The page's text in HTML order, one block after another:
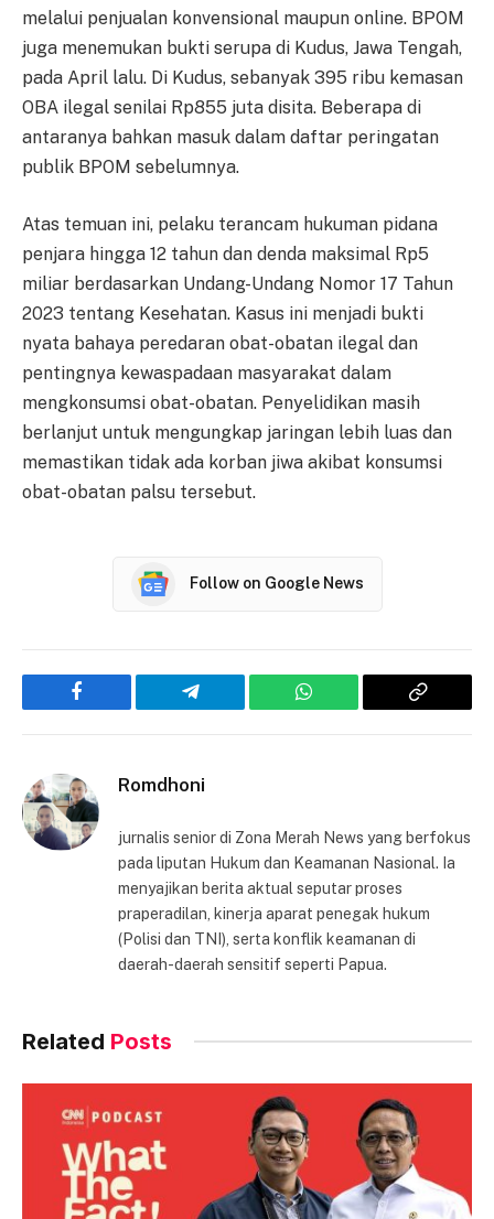
melalui penjualan konvensional maupun online. BPOM
juga menemukan bukti serupa di Kudus, Jawa Tengah,
pada April lalu. Di Kudus, sebanyak 395 ribu kemasan
OBA ilegal senilai Rp855 juta disita. Beberapa di
antaranya bahkan masuk dalam daftar peringatan
publik BPOM sebelumnya.
Atas temuan ini, pelaku terancam hukuman pidana
penjara hingga 12 tahun dan denda maksimal Rp5
miliar berdasarkan Undang-Undang Nomor 17 Tahun
2023 tentang Kesehatan. Kasus ini menjadi bukti
nyata bahaya peredaran obat-obatan ilegal dan
pentingnya kewaspadaan masyarakat dalam
mengkonsumsi obat-obatan. Penyelidikan masih
berlanjut untuk mengungkap jaringan lebih luas dan
memastikan tidak ada korban jiwa akibat konsumsi
obat-obatan palsu tersebut.
Follow on Google News
Facebook Telegram WhatsApp
Copy
Romdhoni
jurnalis senior di Zona Merah News yang berfokus
pada liputan Hukum dan Keamanan Nasional. Ia
menyajikan berita aktual seputar proses
praperadilan, kinerja aparat penegak hukum
(Polisi dan TNI), serta konflik keamanan di
daerah-daerah sensitif seperti Papua.
Related Posts